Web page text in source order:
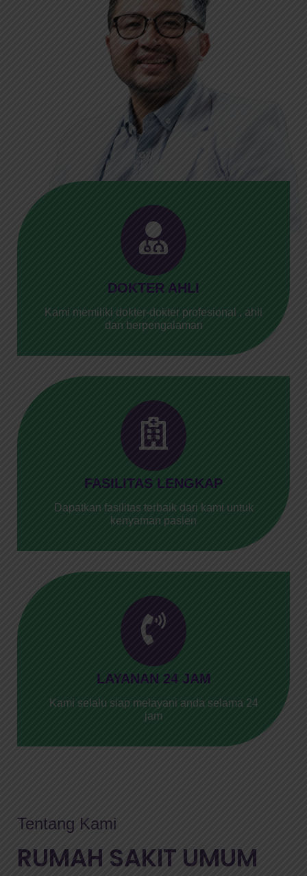
DOKTER AHLI
Kami memiliki dokter-dokter profesional , ahli
dan berpengalaman
FASILITAS LENGKAP
Dapatkan fasilitas terbaik dari kami untuk
kenyaman pasien
LAYANAN 24 JAM
Kami selalu siap melayani anda selama 24
jam
Tentang Kami
RUMAH SAKIT UMUM